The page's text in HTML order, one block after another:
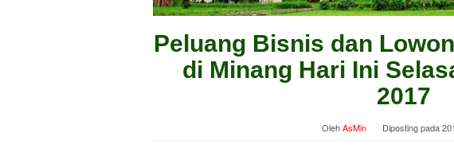
Peluang Bisnis dan
di Minang Hari Ini
2017
OlehAsMin Diposting pada